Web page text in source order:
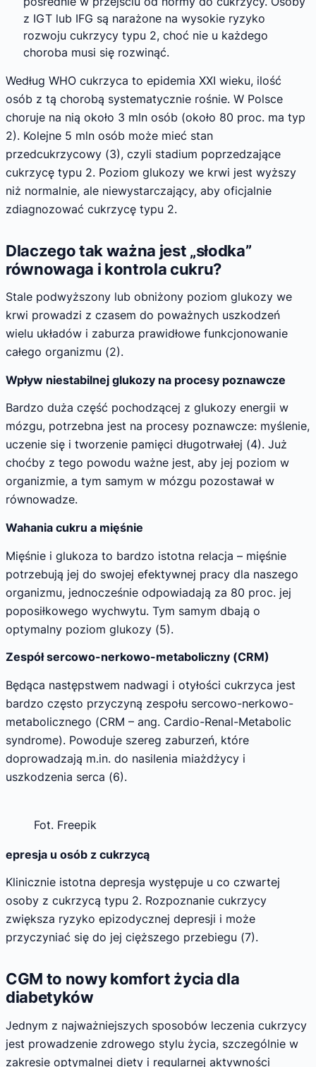
z IGT lub IFG są narażone na wysokie ryzyko
rozwoju cukrzycy typu 2, choć nie u każdego
choroba musi się rozwinąć.
Według WHO cukrzyca to epidemia XXI wieku, ilość
osób z tą chorobą systematycznie rośnie. W Polsce
choruje na nią około 3 mln osób (około 80 proc. ma typ
2). Kolejne 5 mln osób może mieć stan
przedcukrzycowy (3), czyli stadium poprzedzające
cukrzycę typu 2. Poziom glukozy we krwi jest wyższy
niż normalnie, ale niewystarczający, aby oficjalnie
zdiagnozować cukrzycę typu 2.
Dlaczego tak ważna jest „słodka”
równowaga i kontrola cukru?
Stale podwyższony lub obniżony poziom glukozy we
krwi prowadzi z czasem do poważnych uszkodzeń
wielu układów i zaburza prawidłowe funkcjonowanie
całego organizmu (2).
Wpływ niestabilnej glukozy na procesy poznawcze
Bardzo duża część pochodzącej z glukozy energii w
mózgu, potrzebna jest na procesy poznawcze: myślenie,
uczenie się i tworzenie pamięci długotrwałej (4). Już
choćby z tego powodu ważne jest, aby jej poziom w
organizmie, a tym samym w mózgu pozostawał w
równowadze.
Wahania cukru a mięśnie
Mięśnie i glukoza to bardzo istotna relacja – mięśnie
potrzebują jej do swojej efektywnej pracy dla naszego
organizmu, jednocześnie odpowiadają za 80 proc. jej
poposiłkowego wychwytu. Tym samym dbają o
optymalny poziom glukozy (5).
Zespół sercowo-nerkowo-metaboliczny (CRM)
Będąca następstwem nadwagi i otyłości cukrzyca jest
bardzo często przyczyną zespołu sercowo-nerkowo-
metabolicznego (CRM – ang. Cardio-Renal-Metabolic
syndrome). Powoduje szereg zaburzeń, które
doprowadzają m.in. do nasilenia miażdżycy i
uszkodzenia serca (6).
Fot. Freepik
epresja u osób z cukrzycą
Klinicznie istotna depresja występuje u co czwartej
osoby z cukrzycą typu 2. Rozpoznanie cukrzycy
zwiększa ryzyko epizodycznej depresji i może
przyczyniać się do jej cięższego przebiegu (7).
CGM to nowy komfort życia dla
diabetyków
Jednym z najważniejszych sposobów leczenia cukrzycy
jest prowadzenie zdrowego stylu życia, szczególnie w
zakresie optymalnej diety i regularnej aktywności